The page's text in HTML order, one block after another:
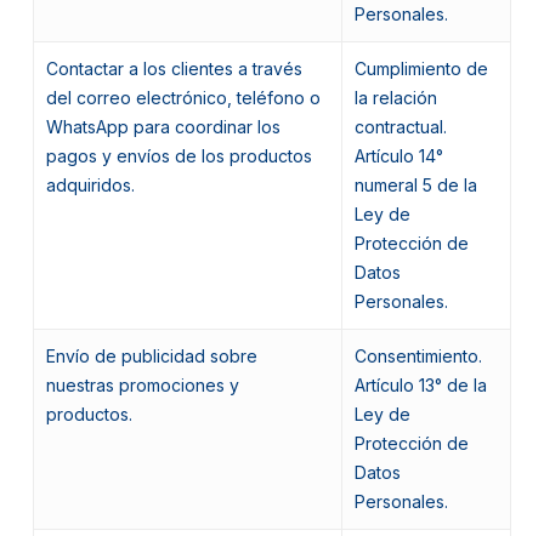
Personales.
Contactar a los clientes a través
del correo electrónico, teléfono o
WhatsApp para coordinar los
pagos y envíos de los productos
adquiridos.
Cumplimiento de
la relación
contractual.
Artículo 14°
numeral 5 de la
Ley de
Protección de
Datos
Personales.
Envío de publicidad sobre
nuestras promociones y
productos.
Consentimiento.
Artículo 13° de la
Ley de
Protección de
Datos
Personales.